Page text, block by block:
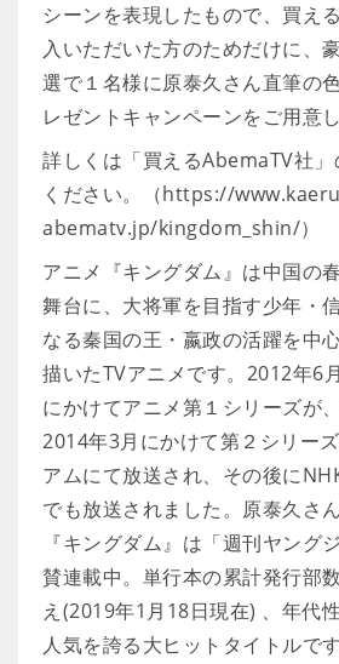
シーンを表現したもので、買え
入いただいた方のためだけに、
選で１名様に原泰久さん直筆の
レゼントキャンペーンをご用意
詳しくは「買えるAbemaTV社
ください。（https://
abematv.jp/kingdom_shin/）
アニメ『キングダム』は中国の
舞台に、大将軍を目指す少年・
なる秦国の王・嬴政の活躍を中
描いたTVアニメです。2012年6
にかけてアニメ第１シリーズが
2014年3月にかけて第２シリー
アムにて放送され、その後に
でも放送されました。原泰久さ
『キングダム』は「週刊ヤング
賛連載中。単行本の累計発行部
え(2019年1月18日現在) 、年代
人気を誇る大ヒットタイトルです